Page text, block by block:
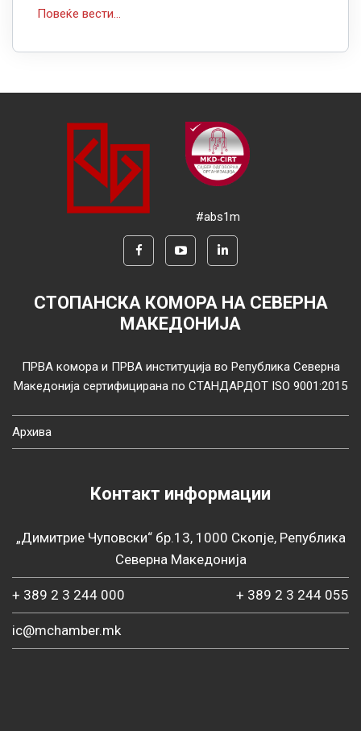
Повеќе вести...
#abs1m
СТОПАНСКА КОМОРА НА СЕВЕРНА
МАКЕДОНИЈА
ПРВА комора и ПРВА институција во Република Северна
Македонија сертифицирана по СТАНДАРДОТ ISO 9001:2015
Архива
Контакт информации
„Димитрие Чуповски“ бр.13, 1000 Скопје, Република
Северна Македонија
+ 389 2 3 244 000 + 389 2 3 244 055
ic@mchamber.mk